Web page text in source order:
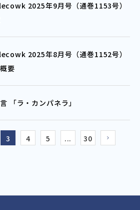
2025年9月号（通巻1153号）
2025年8月号（通巻1152号）
要
「ラ・カンパネラ」
3 4 5 ... 30